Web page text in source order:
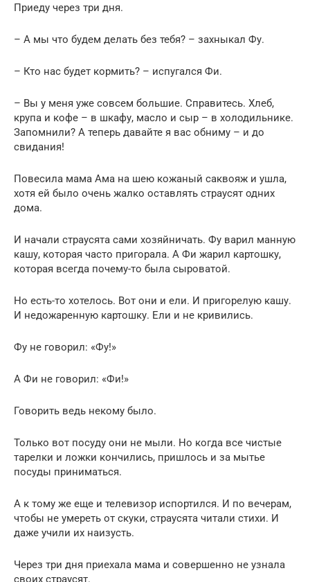
Приеду через три дня.
– А мы что будем делать без тебя? – захныкал Фу.
– Кто нас будет кормить? – испугался Фи.
– Вы у меня уже совсем большие. Справитесь. Хлеб,
крупа и кофе – в шкафу, масло и сыр – в холодильнике.
Запомнили? А теперь давайте я вас обниму – и до
свидания!
Повесила мама Ама на шею кожаный саквояж и ушла,
хотя ей было очень жалко оставлять страусят одних
дома.
И начали страусята сами хозяйничать. Фу варил манную
кашу, которая часто пригорала. А Фи жарил картошку,
которая всегда почему-то была сыроватой.
Но есть-то хотелось. Вот они и ели. И пригорелую кашу.
И недожаренную картошку. Ели и не кривились.
Фу не говорил: «Фу!»
А Фи не говорил: «Фи!»
Говорить ведь некому было.
Только вот посуду они не мыли. Но когда все чистые
тарелки и ложки кончились, пришлось и за мытье
посуды приниматься.
А к тому же еще и телевизор испортился. И по вечерам,
чтобы не умереть от скуки, страусята читали стихи. И
даже учили их наизусть.
Через три дня приехала мама и совершенно не узнала
своих страусят.